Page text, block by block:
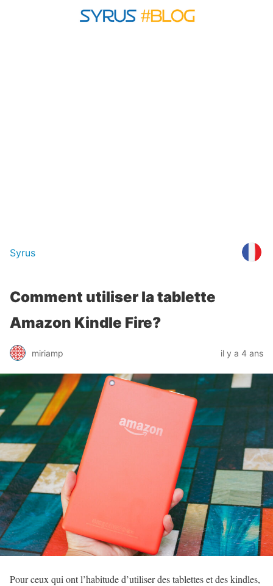
Syrus
Comment utiliser la tablette
Amazon Kindle Fire?
miriamp il y a 4 ans
Pour ceux qui ont l’habitude d’utiliser des tablettes et des kindles,